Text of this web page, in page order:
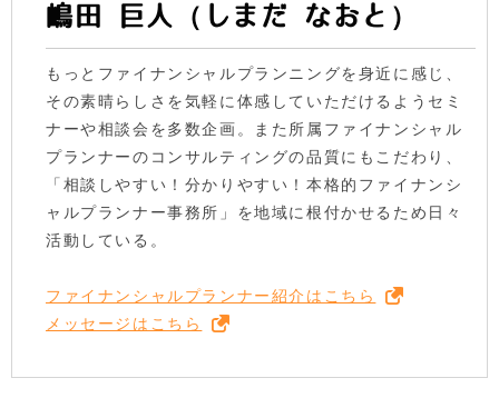
嶋田 巨人（しまだ なおと）
もっとファイナンシャルプランニングを身近に感じ、
その素晴らしさを気軽に体感していただけるようセミ
ナーや相談会を多数企画。また所属ファイナンシャル
プランナーのコンサルティングの品質にもこだわり、
「相談しやすい！分かりやすい！本格的ファイナンシ
ャルプランナー事務所」を地域に根付かせるため日々
活動している。
ファイナンシャルプランナー紹介はこちら
メッセージはこちら